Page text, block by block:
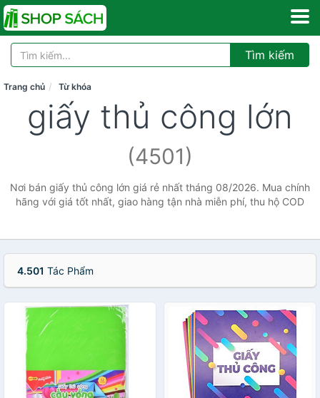
Tìm kiếm
Trang chủ Từ khóa
giấy thủ công lớn
(4501)
Nơi bán giấy thủ công lớn giá rẻ nhất tháng 08/2026. Mua chính
hãng với giá tốt nhất, giao hàng tận nhà miễn phí, thu hộ COD
4.501 Tác Phẩm